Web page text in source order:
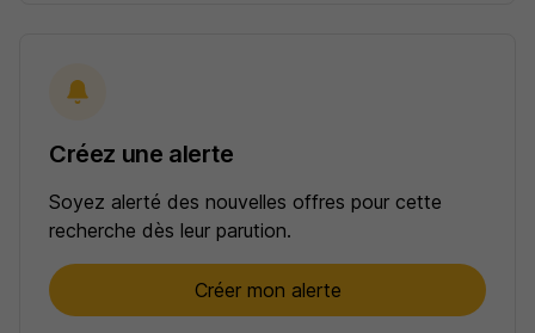
Créez une alerte
Soyez alerté des nouvelles offres pour cette
recherche dès leur parution.
Créer mon alerte